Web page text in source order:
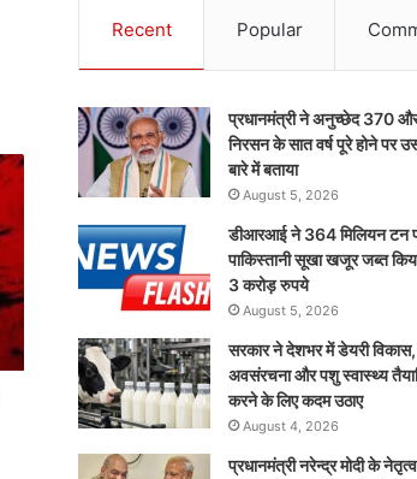
Recent Popular
प्रधानमंत्री ने अनुच्छेद 370
निरसन के सात वर्ष पूरे होने पर
बारे में बताया
August 5, 2026
डीआरआई ने 364 मिलियन टन
पाकिस्तानी सूखा खजूर जब्त
3 करोड़ रुपये
August 5, 2026
सरकार ने देशभर में डेयरी
अवसंरचना और पशु स्वास्थ्य
करने के लिए कदम उठाए
August 4, 2026
प्रधानमंत्री नरेन्द्र मोदी के